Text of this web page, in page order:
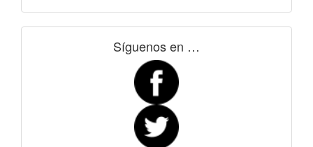
Síguenos en …